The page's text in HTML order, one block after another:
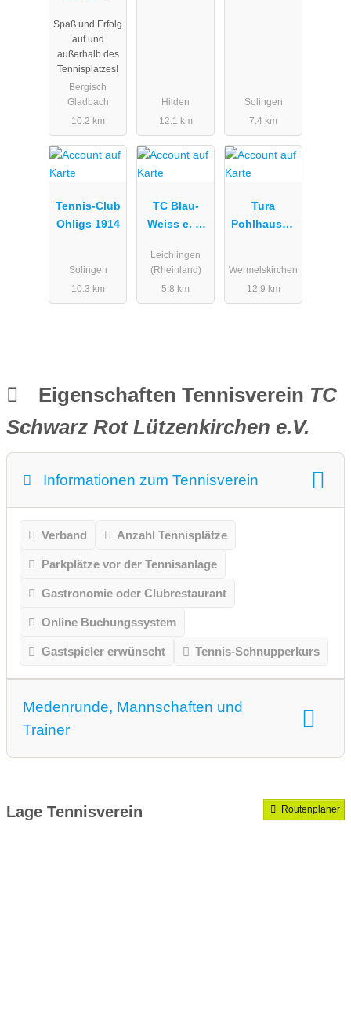
e.V.
Spaß und Erfolg
auf und
außerhalb des
Tennisplatzes!
Bergisch
Gladbach
10.2 km
Hilden
12.1 km
Solingen
7.4 km
Tennis-Club
Ohligs 1914
Solingen
10.3 km
TC Blau-
Weiss e. V.
Leichlingen
(Rheinland)
5.8 km
Tura
Pohlhausen
Wermelskirchen
12.9 km
Eigenschaften Tennisverein TC
Schwarz Rot Lützenkirchen e.V.
Informationen zum Tennisverein
Verband Anzahl Tennisplätze
Parkplätze vor der Tennisanlage
Gastronomie oder Clubrestaurant
Online Buchungssystem
Gastspieler erwünscht Tennis-Schnupperkurs
Medenrunde, Mannschaften und
Trainer
Lage Tennisverein Routenplaner